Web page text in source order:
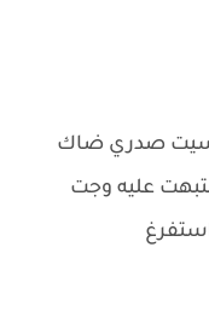
صدري ضاك
عليه وجت